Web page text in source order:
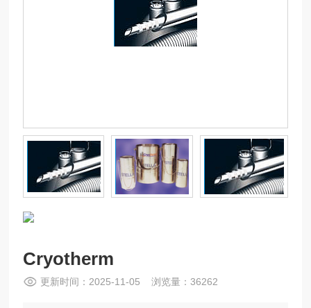
Cryotherm
更新时间：2025-11-05 浏览量：36262